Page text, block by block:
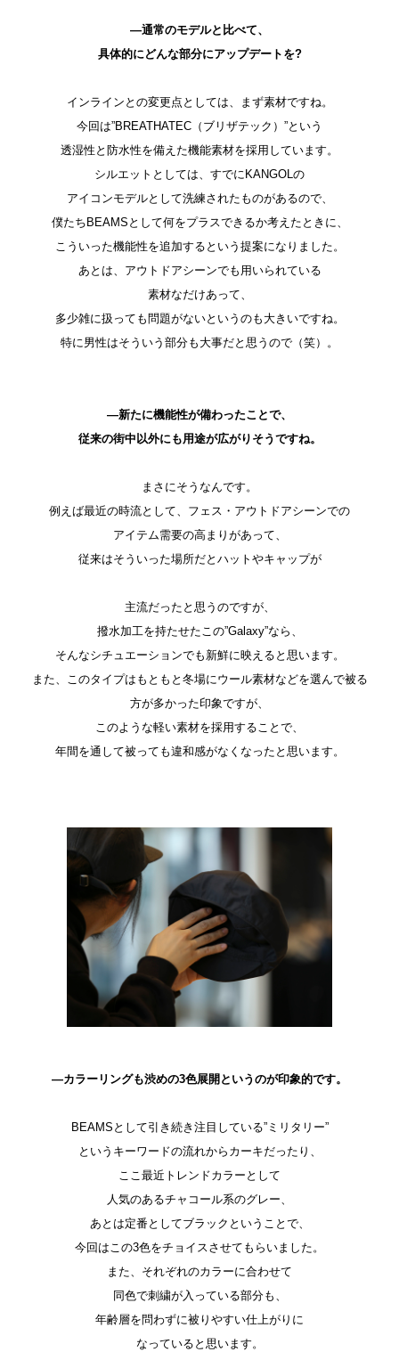
―通常のモデルと比べて、
具体的にどんな部分にアップデートを?
インラインとの変更点としては、まず素材ですね。
今回は”BREATHATEC（ブリザテック）”という
透湿性と防水性を備えた機能素材を採用しています。
シルエットとしては、すでにKANGOLの
アイコンモデルとして洗練されたものがあるので、
僕たちBEAMSとして何をプラスできるか考えたときに、
こういった機能性を追加するという提案になりました。
あとは、アウトドアシーンでも用いられている
素材なだけあって、
多少雑に扱っても問題がないというのも大きいですね。
特に男性はそういう部分も大事だと思うので（笑）。
―新たに機能性が備わったことで、
従来の街中以外にも用途が広がりそうですね。
まさにそうなんです。
例えば最近の時流として、フェス・アウトドアシーンでの
アイテム需要の高まりがあって、
従来はそういった場所だとハットやキャップが
主流だったと思うのですが、
撥水加工を持たせたこの”Galaxy”なら、
そんなシチュエーションでも新鮮に映えると思います。
また、このタイプはもともと冬場にウール素材などを選んで被る
方が多かった印象ですが、
このような軽い素材を採用することで、
年間を通して被っても違和感がなくなったと思います。
―カラーリングも渋めの3色展開というのが印象的です。
BEAMSとして引き続き注目している”ミリタリー”
というキーワードの流れからカーキだったり、
ここ最近トレンドカラーとして
人気のあるチャコール系のグレー、
あとは定番としてブラックということで、
今回はこの3色をチョイスさせてもらいました。
また、それぞれのカラーに合わせて
同色で刺繍が入っている部分も、
年齢層を問わずに被りやすい仕上がりに
なっていると思います。